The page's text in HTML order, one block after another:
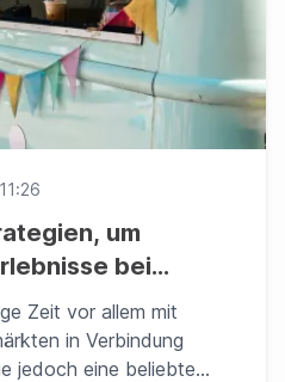
um
bei
schaffen
Zeit vor allem mit
in Verbindung
jedoch eine beliebte